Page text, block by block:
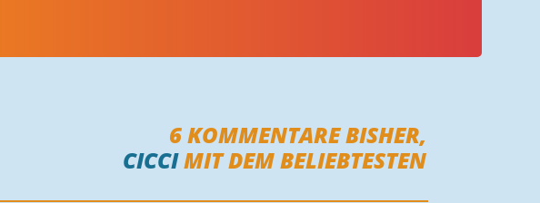
6KOMMENTARE BISHER,
CICCIMIT DEM BELIEBTESTEN